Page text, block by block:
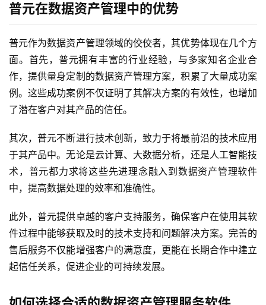
最
活
普元在数据资产管理中的优势
普元作为数据资产管理领域的佼佼者，其优势体现在几个方
面。首先，普元拥有丰富的行业经验，与多家知名企业合
作，提供量身定制的数据资产管理方案，积累了大量成功案
例。这些成功案例不仅证明了其解决方案的有效性，也增加
了潜在客户对其产品的信任。
其次，普元不断进行技术创新，致力于将最前沿的技术应用
于其产品中。无论是云计算、大数据分析，还是人工智能技
术，普元都力求将这些先进理念融入到数据资产管理软件
中，提高数据处理的效率和准确性。
此外，普元提供卓越的客户支持服务，确保客户在使用其软
件过程中能够获取及时的技术支持和问题解决方案。完善的
售后服务不仅能增强客户的满意度，更能在长期合作中建立
起信任关系，促进企业的可持续发展。